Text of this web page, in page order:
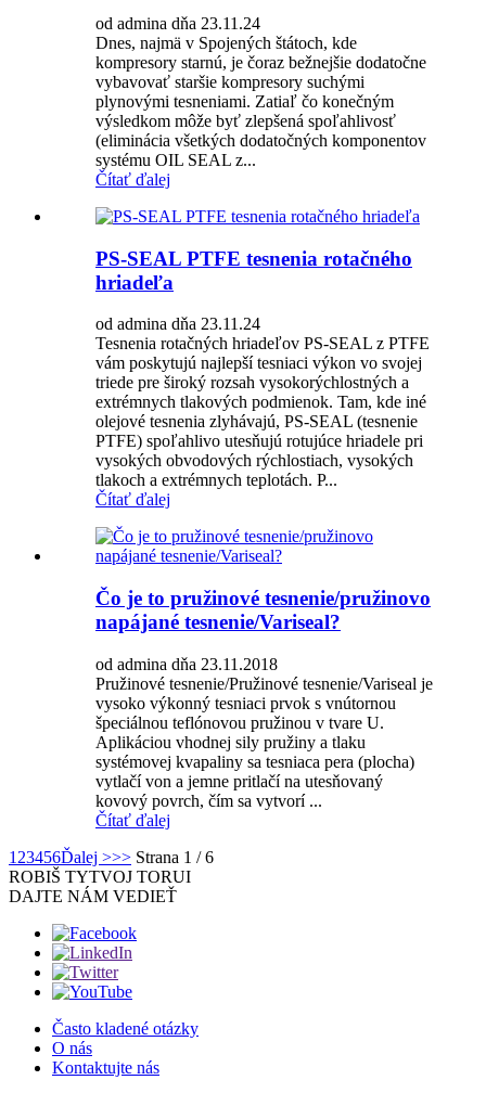
od admina dňa 23.11.24
Dnes, najmä v Spojených štátoch, kde
kompresory starnú, je čoraz bežnejšie dodatočne
vybavovať staršie kompresory suchými
plynovými tesneniami. Zatiaľ čo konečným
výsledkom môže byť zlepšená spoľahlivosť
(eliminácia všetkých dodatočných komponentov
systému OIL SEAL z...
Čítať ďalej
PS-SEAL PTFE tesnenia rotačného
hriadeľa
od admina dňa 23.11.24
Tesnenia rotačných hriadeľov PS-SEAL z PTFE
vám poskytujú najlepší tesniaci výkon vo svojej
triede pre široký rozsah vysokorýchlostných a
extrémnych tlakových podmienok. Tam, kde iné
olejové tesnenia zlyhávajú, PS-SEAL (tesnenie
PTFE) spoľahlivo utesňujú rotujúce hriadele pri
vysokých obvodových rýchlostiach, vysokých
tlakoch a extrémnych teplotách. P...
Čítať ďalej
Čo je to pružinové tesnenie/pružinovo
napájané tesnenie/Variseal?
od admina dňa 23.11.2018
Pružinové tesnenie/Pružinové tesnenie/Variseal je
vysoko výkonný tesniaci prvok s vnútornou
špeciálnou teflónovou pružinou v tvare U.
Aplikáciou vhodnej sily pružiny a tlaku
systémovej kvapaliny sa tesniaca pera (plocha)
vytlačí von a jemne pritlačí na utesňovaný
kovový povrch, čím sa vytvorí ...
Čítať ďalej
1 23456Ďalej >>> Strana 1 / 6
ROBIŠ TYTVOJ TORUI
DAJTE NÁM VEDIEŤ
Často kladené otázky
O nás
Kontaktujte nás